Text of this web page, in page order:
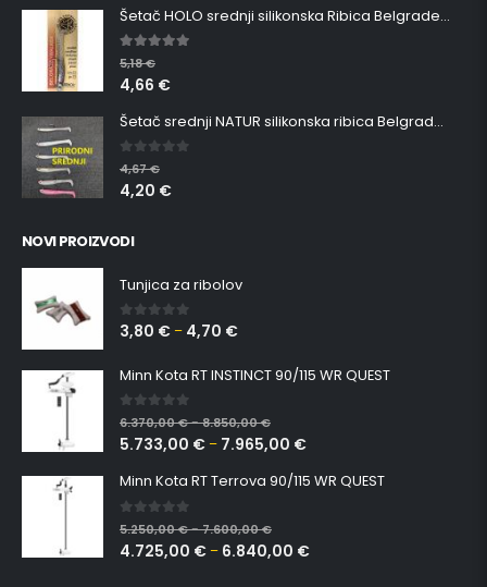
Šetač HOLO srednji silikonska Ribica Belgrade Walker
5.00out of 5
5,18€
4,66 €
Šetač srednji NATUR silikonska ribica Belgrade Walker
0 out of 5
4,67€
4,20 €
NOVI PROIZVODI
Tunjica za ribolov
0 out of 5
3,80 € – 4,70 €
Minn Kota RT INSTINCT 90/115 WR QUEST
0 out of 5
6.370,00€–8.850,00€
5.733,00 € – 7.965,00 €
Minn Kota RT Terrova 90/115 WR QUEST
0 out of 5
5.250,00€–7.600,00€
4.725,00 € – 6.840,00 €